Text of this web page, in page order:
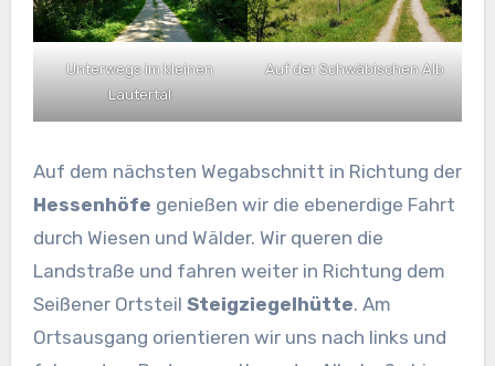
Unterwegs im kleinen
Lautertal
Auf der Schwäbischen Alb
Auf dem nächsten Wegabschnitt in Richtung der
Hessenhöfe genießen wir die ebenerdige Fahrt
durch Wiesen und Wälder. Wir queren die
Landstraße und fahren weiter in Richtung dem
Seißener Ortsteil Steigziegelhütte. Am
Ortsausgang orientieren wir uns nach links und